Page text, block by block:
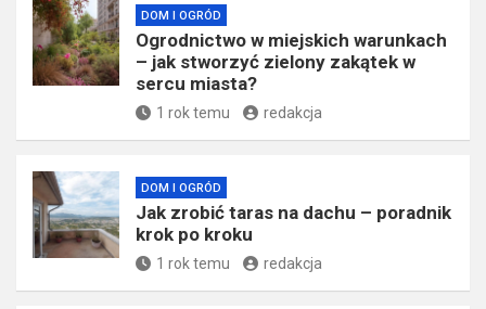
DOM I OGRÓD
Ogrodnictwo w miejskich warunkach
– jak stworzyć zielony zakątek w
sercu miasta?
1 rok temu redakcja
DOM I OGRÓD
Jak zrobić taras na dachu – poradnik
krok po kroku
1 rok temu redakcja